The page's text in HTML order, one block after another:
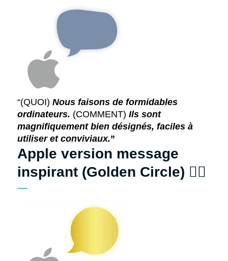
“(QUOI) Nous faisons de formidables
ordinateurs. (COMMENT) Ils sont
magnifiquement bien désignés, faciles à
utiliser et conviviaux.”
Apple version message
inspirant (Golden Circle) 👍🏻